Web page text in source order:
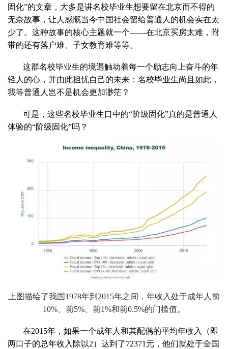
固化”的文章，大多是讲名校毕业生想要留在北京而不得的
无奈故事，让人感慨当今中国社会留给普通人的机会实在太
少了。这种故事的核心主题就一个——在北京买房太难，附
带的还有落户难、子女教育难等等。
这群名校毕业生的境遇触动着每一个励志向上奋斗的年
轻人的心，并由此担忧自己的未来：名校毕业生尚且如此，
我等普通人岂不是机会更加渺茫？
可是，这些名校毕业生口中的“阶级固化”真的是普通人
体验的“阶级固化”吗？
上图描绘了我国 1978年到 2015年之间，年收入处于成年人前
10%、前5%、前1%和前0.5%的门槛值。
在2015年，如果一个成年人和其配偶的平均年收入（即
两口子的总年收入除以2）达到了72371元，他们就处于全国